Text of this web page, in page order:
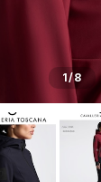
1/8